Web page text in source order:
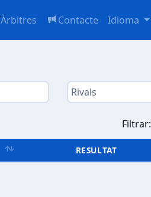
Àrbitres Contacte Idioma
Filtrar:
RESULTAT